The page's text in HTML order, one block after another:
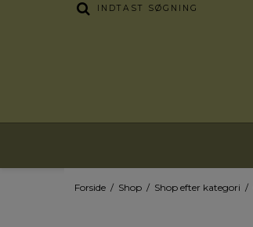
Forside / Shop / Shop efter kategori /